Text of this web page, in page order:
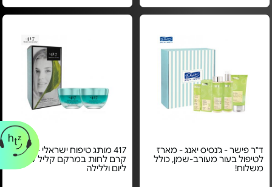
ד"ר פישר - ג'נסיס יאנג - מארז
לטיפול בעור מעורב-שמן, כולל
משלוח!
417 מותג טיפוח ישראלי - מארז
קרם לחות במרקם קליל לפנים
ליום וללילה